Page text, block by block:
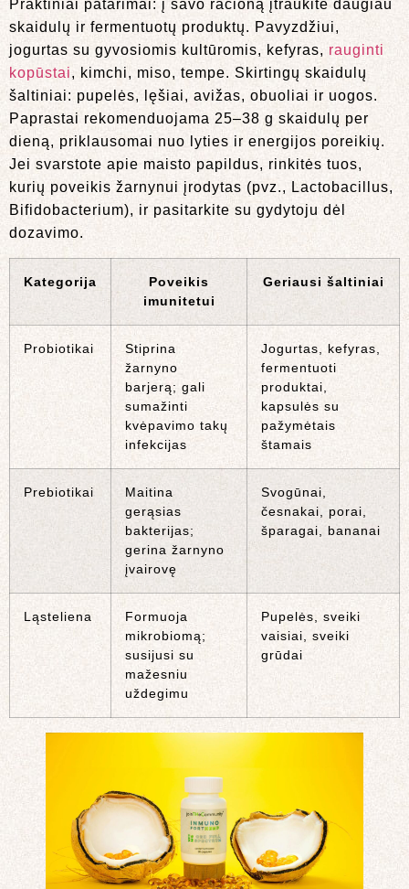
Praktiniai patarimai: į savo racioną įtraukite daugiau
skaidulų ir fermentuotų produktų. Pavyzdžiui,
jogurtas su gyvosiomis kultūromis, kefyras, rauginti
kopūstai, kimchi, miso, tempe. Skirtingų skaidulų
šaltiniai: pupelės, lęšiai, avižas, obuoliai ir uogos.
Paprastai rekomenduojama 25–38 g skaidulų per
dieną, priklausomai nuo lyties ir energijos poreikių.
Jei svarstote apie maisto papildus, rinkitės tuos,
kurių poveikis žarnynui įrodytas (pvz., Lactobacillus,
Bifidobacterium), ir pasitarkite su gydytoju dėl
dozavimo.
Kategorija
Poveikis
imunitetui
Geriausi šaltiniai
Probiotikai
Stiprina
žarnyno
barjerą; gali
sumažinti
kvėpavimo takų
infekcijas
Jogurtas, kefyras,
fermentuoti
produktai,
kapsulės su
pažymėtais
štamais
Prebiotikai
Maitina
gerąsias
bakterijas;
gerina žarnyno
įvairovę
Svogūnai,
česnakai, porai,
šparagai, bananai
Ląsteliena
Formuoja
mikrobiomą;
susijusi su
mažesniu
uždegimu
Pupelės, sveiki
vaisiai, sveiki
grūdai